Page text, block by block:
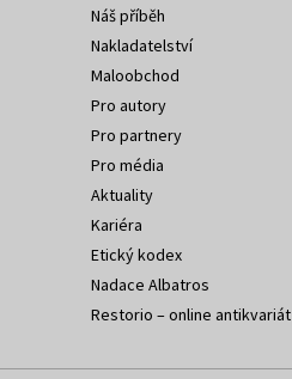
Náš příběh
Nakladatelství
Maloobchod
Pro autory
Pro partnery
Pro média
Aktuality
Kariéra
Etický kodex
Nadace Albatros
Restorio – online antikvariát